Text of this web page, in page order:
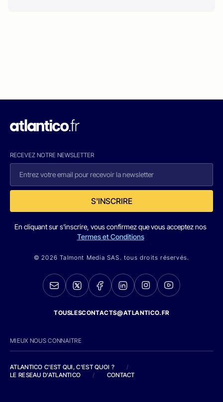
RECEVEZ NOTRE NEWSLETTER
S'INSCRIRE
En cliquant sur s'inscrire, vous confirmez que vous acceptez nos
Termes et Conditions
© 2026 Talmont Media SAS. tous droits réservés.
TOUSLESCONTACTS@ATLANTICO.FR
MIEUX NOUS CONNAITRE
ATLANTICO C'EST QUI, C'EST QUOI ?
/
LE RESEAU D'ATLANTICO
/ CONTACT